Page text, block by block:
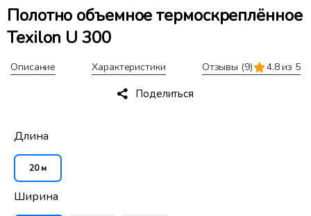
Полотно объемное термоскреплённое
Texilon U 300
Описание Характеристики Отзывы (9) 4.8 из 5
Поделиться
Длина
20 м
Ширина